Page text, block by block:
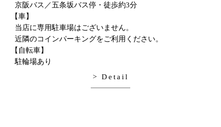
京阪バス／五条坂バス停・徒歩約3分
【車】
当店に専用駐車場はございません。
近隣のコインパーキングをご利用ください。
【自転車】
駐輪場あり
> Detail